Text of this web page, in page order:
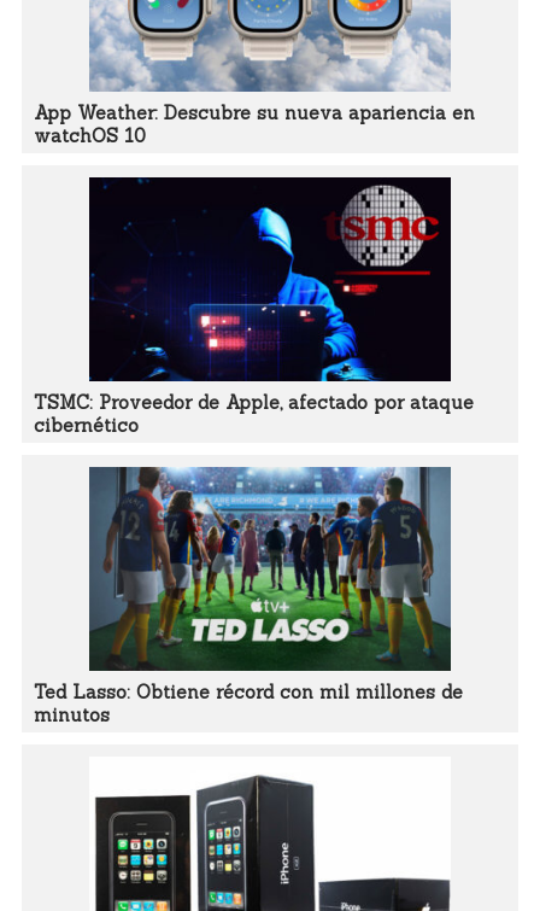
App Weather: Descubre su nueva apariencia en
watchOS 10
TSMC: Proveedor de Apple, afectado por ataque
cibernético
Ted Lasso: Obtiene récord con mil millones de
minutos